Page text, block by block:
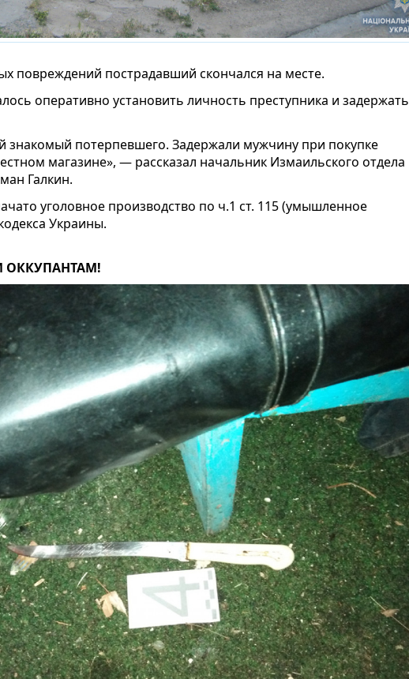
повреждений пострадавший скончался на месте.
оперативно установить личность преступника и задержать
знакомый потерпевшего. Задержали мужчину при покупке
магазине», — рассказал начальник Измаильского отдела
Галкин.
уголовное производство по ч.1 ст. 115 (умышленное
Украины.
ОККУПАНТАМ!